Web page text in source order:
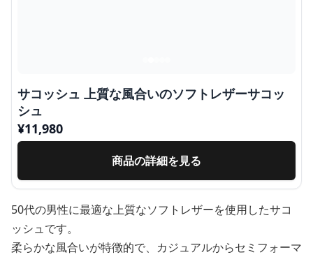
サコッシュ 上質な風合いのソフトレザーサコッ
シュ
¥11,980
商品の詳細を見る
50代の男性に最適な上質なソフトレザーを使用したサコ
ッシュです。
柔らかな風合いが特徴的で、カジュアルからセミフォーマ